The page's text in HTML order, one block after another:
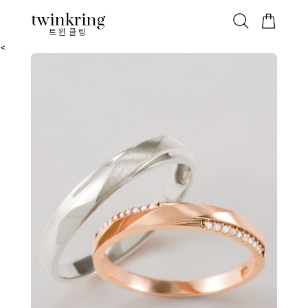
트윈클링
ALL 베스트 안쪽막음 웨딩/다이아 가드링/반지
<